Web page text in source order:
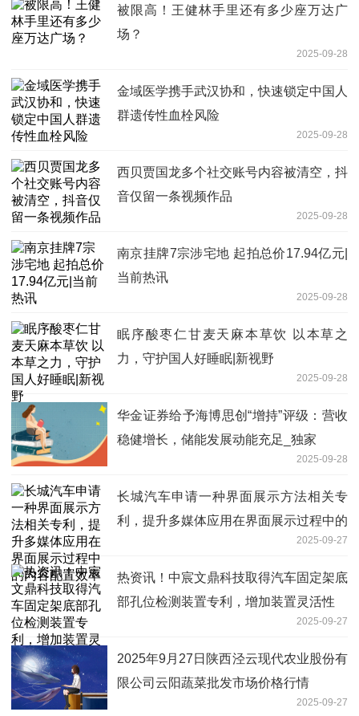
被限高！王健林手里还有多少座万达广
场？
2025-09-28
金域医学携手武汉协和，快速锁定中国人
群遗传性血栓风险
2025-09-28
西贝贾国龙多个社交账号内容被清空，抖
音仅留一条视频作品
2025-09-28
南京挂牌7宗涉宅地 起拍总价17.94亿元|
当前热讯
2025-09-28
眠序酸枣仁甘麦天麻本草饮 以本草之
力，守护国人好睡眠|新视野
2025-09-28
华金证券给予海博思创“增持”评级：营收
稳健增长，储能发展动能充足_独家
2025-09-28
长城汽车申请一种界面展示方法相关专
利，提升多媒体应用在界面展示过程中的
2025-09-27
热资讯！中宸文鼎科技取得汽车固定架底
部孔位检测装置专利，增加装置灵活性
2025-09-27
2025年9月27日陕西泾云现代农业股份有
限公司云阳蔬菜批发市场价格行情
2025-09-27